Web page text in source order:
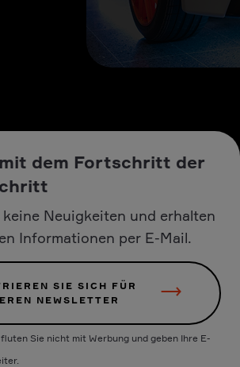
dem Fortschritt der
keine Neuigkeiten und erhalten
Informationen per E-Mail.
SIE SICH FÜR
NEWSLETTER
Sie nicht mit Werbung und geben Ihre E-